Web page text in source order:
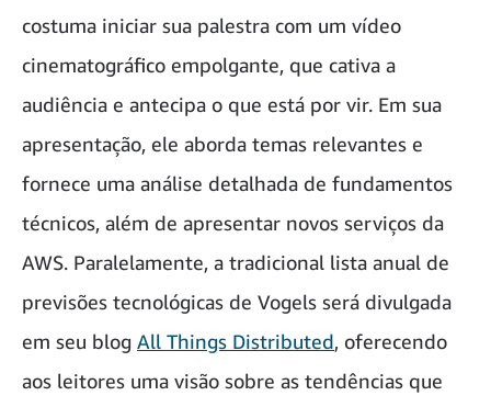
costuma iniciar sua palestra com um vídeo
cinematográfico empolgante, que cativa a
audiência e antecipa o que está por vir. Em sua
apresentação, ele aborda temas relevantes e
fornece uma análise detalhada de fundamentos
técnicos, além de apresentar novos serviços da
AWS. Paralelamente, a tradicional lista anual de
previsões tecnológicas de Vogels será divulgada
em seu blog All Things Distributed, oferecendo
aos leitores uma visão sobre as tendências que